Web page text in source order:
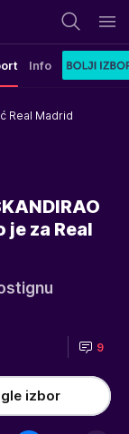
Info
Real Madrid
je za Real
9
izbor